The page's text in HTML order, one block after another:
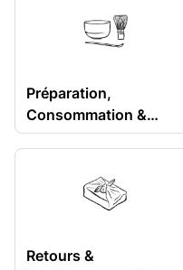
Préparation,
Consommation &
Conservation
Retours &